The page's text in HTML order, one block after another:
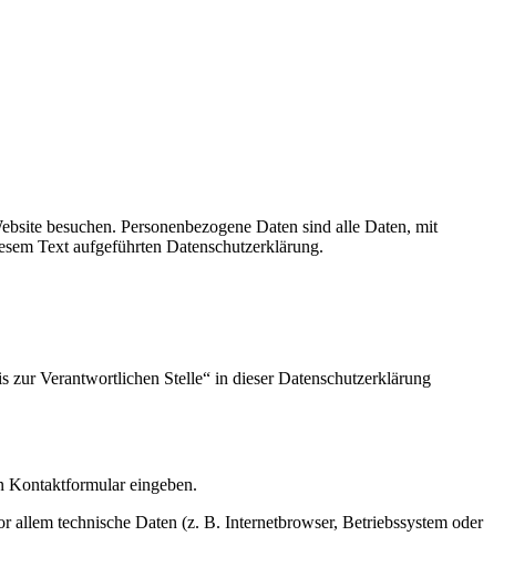
besuchen. Personenbezogene Daten sind alle Daten, mit
Text aufgeführten Datenschutzerklärung.
zur Verantwortlichen Stelle“ in dieser Datenschutzerklärung
Kontaktformular eingeben.
technische Daten (z. B. Internetbrowser, Betriebssystem oder